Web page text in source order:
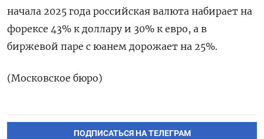
начала 2025 года российская валюта набирает на
форексе 43% к доллару и 30% к евро, а в
биржевой паре с юанем дорожает на 25%.
(Московское бюро)
ПОДПИСАТЬСЯ НА ТЕЛЕГРАМ